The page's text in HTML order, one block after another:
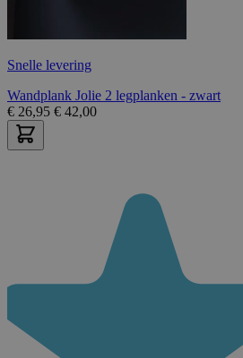
Snelle levering
Wandplank Jolie 2 legplanken - zwart
€ 26,95 € 42,00